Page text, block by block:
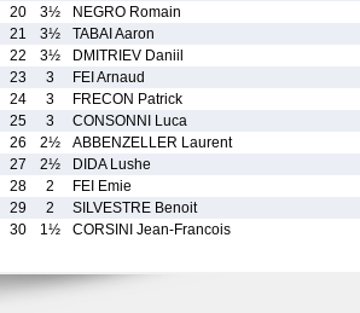
20
3½
NEGRO Romain
21
3½
TABAI Aaron
22
3½
DMITRIEV Daniil
23
3
FEI Arnaud
24
3
FRECON Patrick
25
3
CONSONNI Luca
26
2½
ABBENZELLER Laurent
27
2½
DIDA Lushe
28
2
FEI Emie
29
2
SILVESTRE Benoit
30
1½ CORSINI Jean-Francois